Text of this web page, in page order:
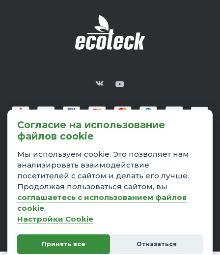
© 2026 Ecoteck™, Все права защищены
ЗАО«Легпромразвитие» 220826, Республика Беларусь,
г.Бобруйск, ул.Карла Маркса, 27, 2 этаж Свидетельство о
государственной регистрации № 700056270 от 31.05.2016
выдано Бобруйским горисполкомом Дата регистрации
интернет-магазина ecoteck-shop.by в торговом реестре
магазина:08:00-16:30 пн-пт. Заказы, которые оформлены в
нерабочее время, принимаются в работу утром
Согласие на использование
файлов cookie
Мы используем cookie. Это позволяет нам
анализировать взаимодействие
посетителей с сайтом и делать его лучше.
Продолжая пользоваться сайтом, вы
соглашаетесь с использованием файлов
cookie.
Настройки Cookie
Принять все Отказаться